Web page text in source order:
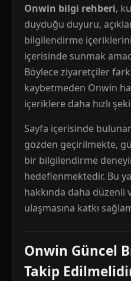
Onwin bilgi rehberi,
duyduğu duyuru,
bilgilendirme
içerisinde sunmak
Böylece ziyaretçiler
kaybetmeden Onwin
içeriklere daha hızlı
Sayfa içerisinde
gözden geçirilmekte,
bir bilgilendirme
hedeflenmektedir. Bu
hakkında daha düzenli
ulaşmasına katkı
Onwin Güncel
Takip